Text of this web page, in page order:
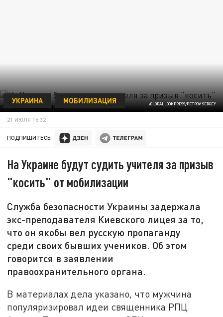
/GLOBALLOOKPRESS/PETROV SERGEY
УКРАИНА МОБИЛИЗАЦИЯ
21 ИЮЛЯ 16:32
ПОДПИШИТЕСЬ:
На Украине будут судить учителя за призыв
"косить" от мобилизации
Служба безопасности Украины задержала
экс-преподавателя Киевского лицея за то,
что он якобы вел русскую пропаганду
среди своих бывших учеников. Об этом
говорится в заявлении
правоохранительного органа.
В материалах дела указано, что мужчина
популяризировал идеи священника РПЦ